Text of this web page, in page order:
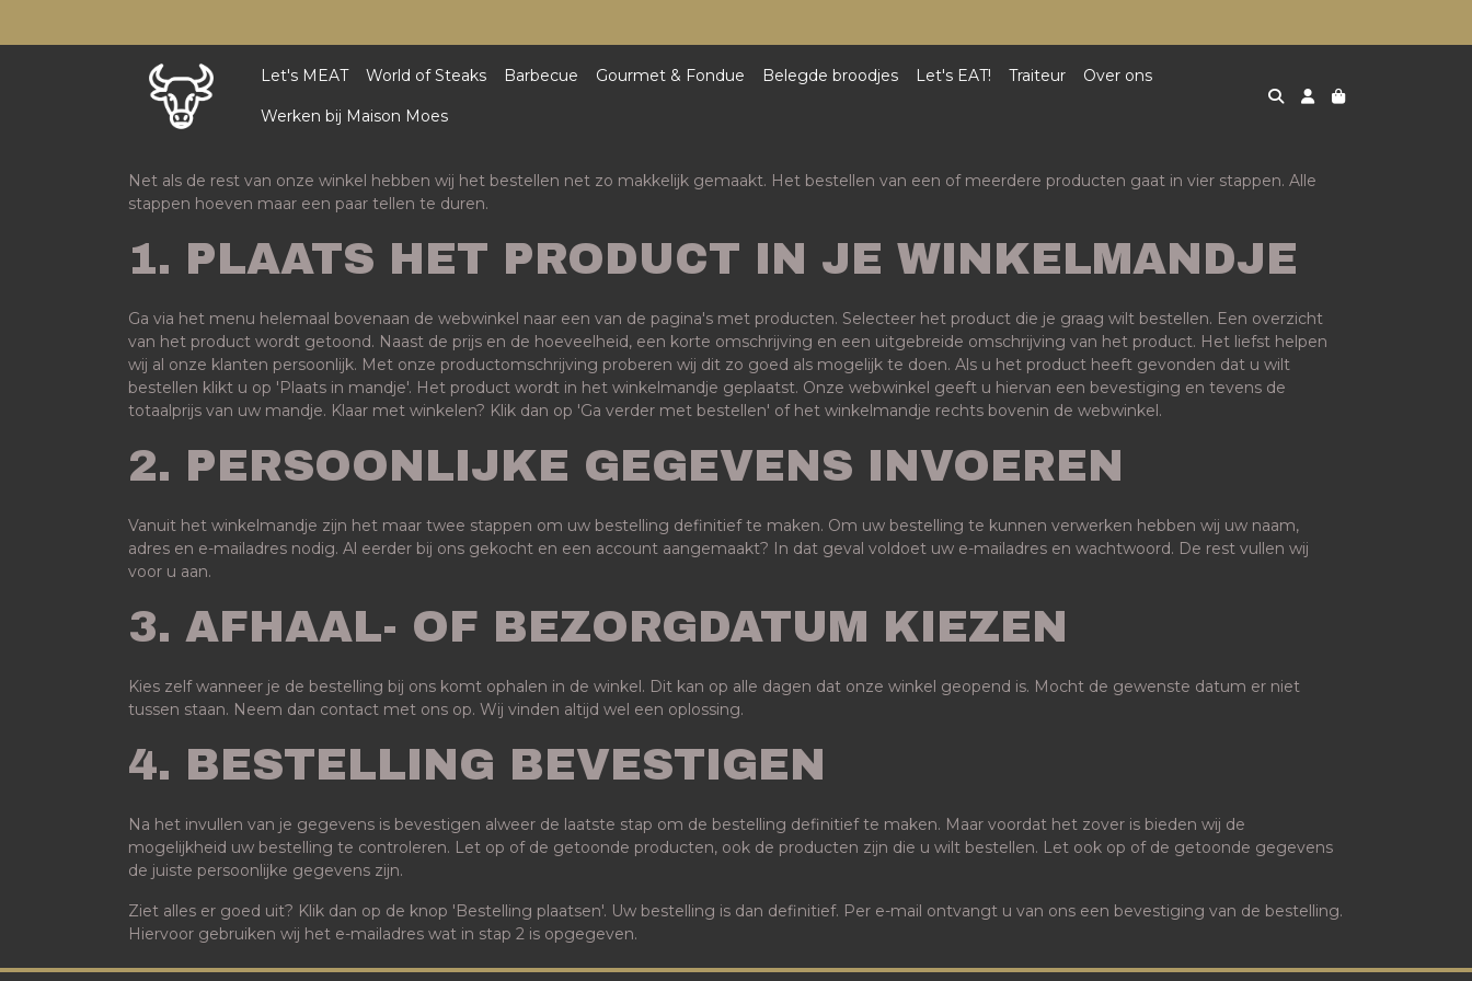
Let's MEAT World of Steaks Barbecue Gourmet & Fondue Belegde broodjes Let's EAT! Traiteur Over ons
Werken bij Maison Moes
Net als de rest van onze winkel hebben wij het bestellen net zo makkelijk gemaakt. Het bestellen van een of meerdere producten gaat in vier stappen. Alle
stappen hoeven maar een paar tellen te duren.
1. PLAATS HET PRODUCT IN JE WINKELMANDJE
Ga via het menu helemaal bovenaan de webwinkel naar een van de pagina's met producten. Selecteer het product die je graag wilt bestellen. Een overzicht
van het product wordt getoond. Naast de prijs en de hoeveelheid, een korte omschrijving en een uitgebreide omschrijving van het product. Het liefst helpen
wij al onze klanten persoonlijk. Met onze productomschrijving proberen wij dit zo goed als mogelijk te doen. Als u het product heeft gevonden dat u wilt
bestellen klikt u op 'Plaats in mandje'. Het product wordt in het winkelmandje geplaatst. Onze webwinkel geeft u hiervan een bevestiging en tevens de
totaalprijs van uw mandje. Klaar met winkelen? Klik dan op 'Ga verder met bestellen' of het winkelmandje rechts bovenin de webwinkel.
2. PERSOONLIJKE GEGEVENS INVOEREN
Vanuit het winkelmandje zijn het maar twee stappen om uw bestelling definitief te maken. Om uw bestelling te kunnen verwerken hebben wij uw naam,
adres en e-mailadres nodig. Al eerder bij ons gekocht en een account aangemaakt? In dat geval voldoet uw e-mailadres en wachtwoord. De rest vullen wij
voor u aan.
3. AFHAAL- OF BEZORGDATUM KIEZEN
Kies zelf wanneer je de bestelling bij ons komt ophalen in de winkel. Dit kan op alle dagen dat onze winkel geopend is. Mocht de gewenste datum er niet
tussen staan. Neem dan contact met ons op. Wij vinden altijd wel een oplossing.
4. BESTELLING BEVESTIGEN
Na het invullen van je gegevens is bevestigen alweer de laatste stap om de bestelling definitief te maken. Maar voordat het zover is bieden wij de
mogelijkheid uw bestelling te controleren. Let op of de getoonde producten, ook de producten zijn die u wilt bestellen. Let ook op of de getoonde gegevens
de juiste persoonlijke gegevens zijn.
Ziet alles er goed uit? Klik dan op de knop 'Bestelling plaatsen'. Uw bestelling is dan definitief. Per e-mail ontvangt u van ons een bevestiging van de bestelling.
Hiervoor gebruiken wij het e-mailadres wat in stap 2 is opgegeven.